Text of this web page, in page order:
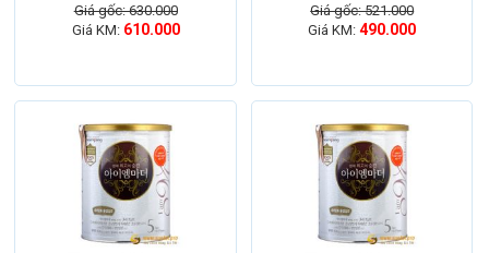
Giá gốc: 630.000
Giá KM: 610.000
Giá gốc: 521.000
Giá KM:490.000